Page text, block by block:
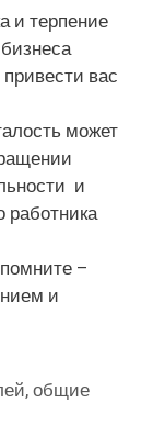
и терпение
вас
может
и
работника
–
и
,общие